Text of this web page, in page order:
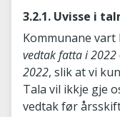
3.2.1. Uvisse i
Kommunane vart
vedtak fatta i 2022
2022, slik at vi
Tala vil ikkje gje
vedtak før